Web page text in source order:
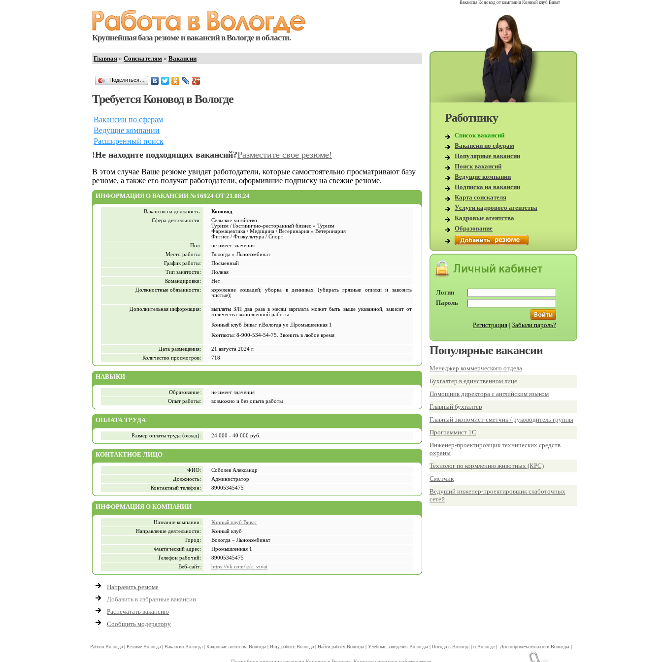
Вакансия Коновод от компании Конный клуб Виват
Крупнейшая база резюме и вакансий в Вологде и области.
Главная » Соискателям » Вакансии
Поделиться…
Требуется Коновод в Вологде
Вакансии по сферам
Ведущие компании
Расширенный поиск
!Не находите подходящих вакансий?Разместите свое резюме!
В этом случае Ваше резюме увидят работодатели, которые самостоятельно просматривают базу
резюме, а также его получат работодатели, оформившие подписку на свежие резюме.
ИНФОРМАЦИЯ О ВАКАНСИИ №16924 ОТ 21.08.24
Вакансия на должность:
Коновод
Сфера деятельности:
Сельское хозяйство
Туризм / Гостинично-ресторанный бизнес » Туризм
Фармацевтика / Медицина / Ветеринария » Ветеринария
Фитнес / Физкультура / Спорт
Пол:
не имеет значения
Место работы:
Вологда » Льнокомбинат
График работы:
Посменный
Тип занятости:
Полная
Командировки:
Нет
Должностные обязанности:
кормление лошадей; уборка в денниках (убирать грязные опилки и завозить
чистые);
Дополнительная информация:
выплаты З/П два раза в месяц зарплата может быть выше указанной, зависит от
количества выполненной работы
Конный клуб Виват г.Вологда ул .Промышленная 1
Контакты: 8-900-534-54-75. Звонить в любое время
Дата размещения:
21 августа 2024 г.
Количество просмотров:
718
НАВЫКИ
Образование:
не имеет значения
Опыт работы:
возможно и без опыта работы
ОПЛАТА ТРУДА
Размер оплаты труда (оклад): 24 000 - 40 000 руб.
КОНТАКТНОЕ ЛИЦО
ФИО:
Соболев Александр
Должность:
Администратор
Контактный телефон:
89005345475
ИНФОРМАЦИЯ О КОМПАНИИ
Название компании:
Конный клуб Виват
Направление деятельности:
Конный клуб
Город:
Вологда » Льнокомбинат
Фактический адрес:
Промышленная 1
Телефон рабочий:
89005345475
Веб-сайт:
https://vk.com/ksk_vivat
Направить резюме
Добавить в избранные вакансии
Распечатать вакансию
Сообщить модератору
Работнику
Список вакансий
Вакансии по сферам
Популярные вакансии
Поиск вакансий
Ведущие компании
Подписка на вакансии
Карта соискателя
Услуги кадрового агентства
Кадровые агентства
Образование
Логин
Пароль
Регистрация | Забыли пароль?
Популярные вакансии
Менеджер коммерческого отдела
Бухгалтер в единственном лице
Помощник директора с английским языком
Главный бухгалтер
Главный экономист-сметчик / руководитель группы
Программист 1С
Инженер-проектировщик технических средств
охраны
Технолог по кормлению животных (КРС)
Сметчик
Ведущий инженер-проектировщик слаботочных
сетей
Работа Вологда | Резюме Вологда | Вакансии Вологда | Кадровые агентства Вологда | Ищу работу Вологда | Найти работу Вологда | Учебные заведения Вологды | Погода в Вологде | о Вологде | Достопримечательности Вологды |